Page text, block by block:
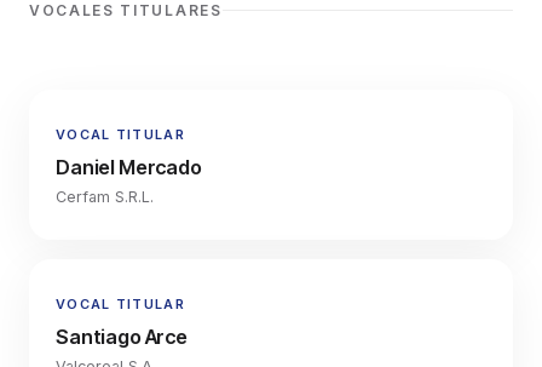
VOCALES TITULARES
VOCAL TITULAR
Daniel Mercado
Cerfam S.R.L.
VOCAL TITULAR
Santiago Arce